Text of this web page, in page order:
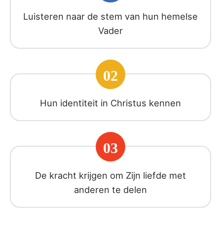
Luisteren naar de stem van hun hemelse
Vader
02
Hun identiteit in Christus kennen
03
De kracht krijgen om Zijn liefde met
anderen te delen